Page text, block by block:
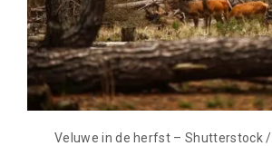
Veluwe in de herfst – Shutterstock /